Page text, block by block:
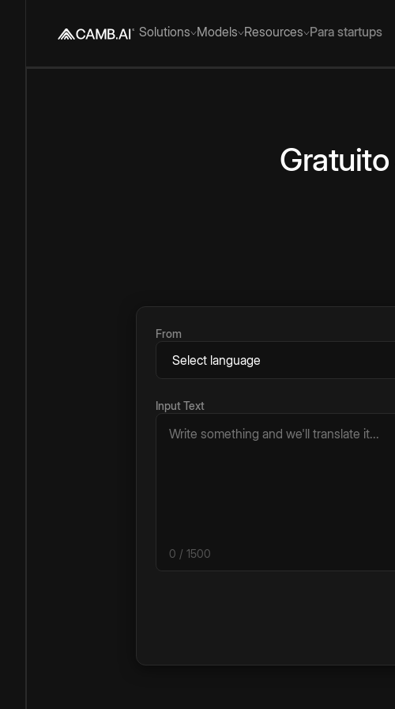
Solutions Models Resources Para startups
Gratuito
From
Input Text
0 / 1500